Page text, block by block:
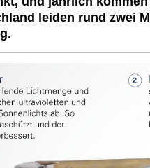
leiden rund zwei